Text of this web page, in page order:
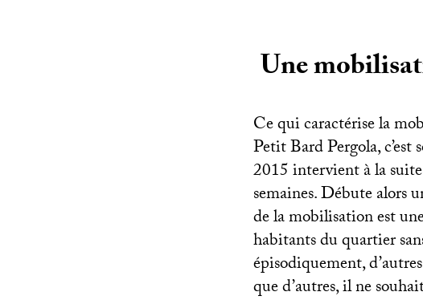
Une
Ce qui caractérise la
Petit Bard Pergola,
2015 intervient à la suite
semaines. Débute alors
de la mobilisation est
habitants du quartier
épisodiquement,
que d’autres, il ne